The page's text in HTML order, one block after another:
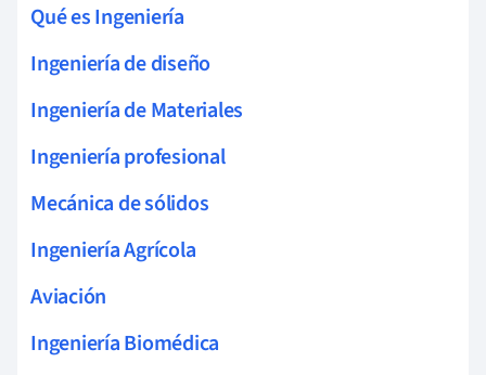
Qué es Ingeniería
Ingeniería de diseño
Ingeniería de Materiales
Ingeniería profesional
Mecánica de sólidos
Ingeniería Agrícola
Aviación
Ingeniería Biomédica